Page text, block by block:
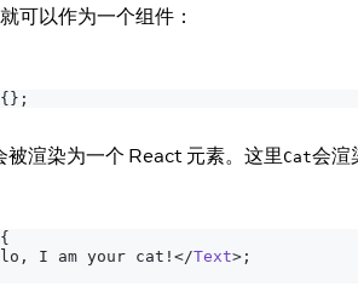
可以作为一个组件：
{ } ;
被渲染为一个 React 元素。这里Cat会渲
{
I am your cat!</Text> ;